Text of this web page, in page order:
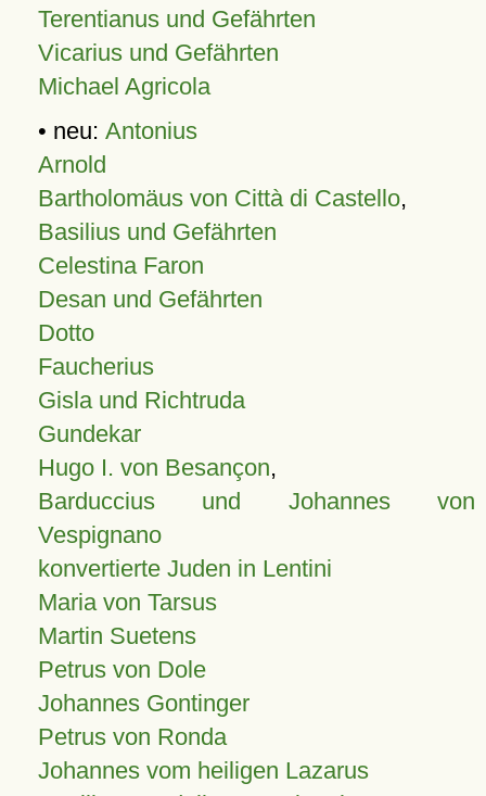
Terentianus und Gefährten
Vicarius und Gefährten
Michael Agricola
• neu: Antonius
Arnold
Bartholomäus von Città di Castello,
Basilius und Gefährten
Celestina Faron
Desan und Gefährten
Dotto
Faucherius
Gisla und Richtruda
Gundekar
Hugo I. von Besançon,
Barduccius und Johannes von
Vespignano
konvertierte Juden in Lentini
Maria von Tarsus
Martin Suetens
Petrus von Dole
Johannes Gontinger
Petrus von Ronda
Johannes vom heiligen Lazarus